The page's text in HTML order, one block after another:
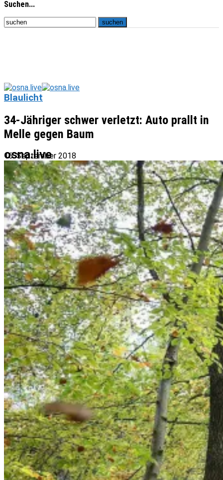
Suchen...
osna.live
Blaulicht
34-Jähriger schwer verletzt: Auto prallt in
Melle gegen Baum
16. September 2018